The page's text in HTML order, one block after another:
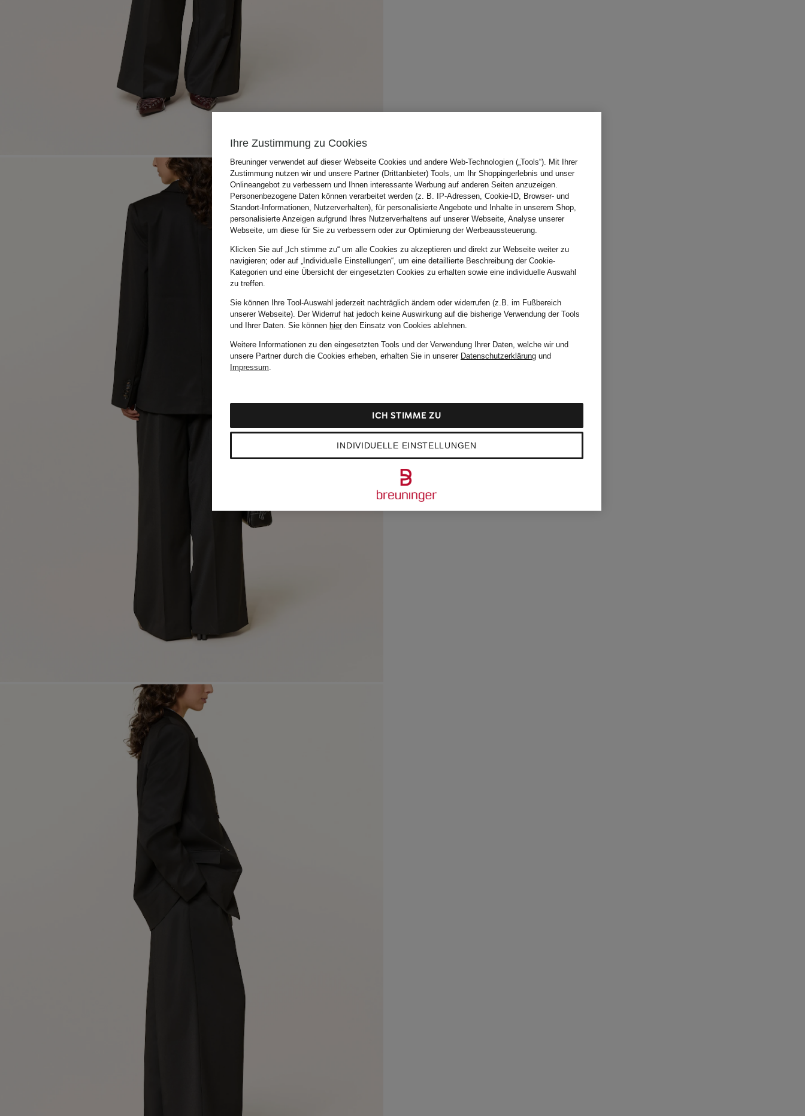
Ihre Zustimmung zu Cookies
Breuninger verwendet auf dieser Webseite Cookies und andere Web-Technologien („Tools“). Mit Ihrer
Zustimmung nutzen wir und unsere Partner (Drittanbieter) Tools, um Ihr Shoppingerlebnis und unser
Onlineangebot zu verbessern und Ihnen interessante Werbung auf anderen Seiten anzuzeigen.
Personenbezogene Daten können verarbeitet werden (z. B. IP-Adressen, Cookie-ID, Browser- und
Standort-Informationen, Nutzerverhalten), für personalisierte Angebote und Inhalte in unserem Shop,
personalisierte Anzeigen aufgrund Ihres Nutzerverhaltens auf unserer Webseite, Analyse unserer
Webseite, um diese für Sie zu verbessern oder zur Optimierung der Werbeaussteuerung.
Klicken Sie auf „Ich stimme zu“ um alle Cookies zu akzeptieren und direkt zur Webseite weiter zu
navigieren; oder auf „Individuelle Einstellungen“, um eine detaillierte Beschreibung der Cookie-
Kategorien und eine Übersicht der eingesetzten Cookies zu erhalten sowie eine individuelle Auswahl
zu treffen.
Sie können Ihre Tool-Auswahl jederzeit nachträglich ändern oder widerrufen (z.B. im Fußbereich
unserer Webseite). Der Widerruf hat jedoch keine Auswirkung auf die bisherige Verwendung der Tools
und Ihrer Daten. Sie können hierden Einsatz von Cookies ablehnen.
Weitere Informationen zu den eingesetzten Tools und der Verwendung Ihrer Daten, welche wir und
unsere Partner durch die Cookies erheben, erhalten Sie in unserer Datenschutzerklärung und
Impressum.
INDIVIDUELLE EINSTELLUNGEN
ICH STIMME ZU